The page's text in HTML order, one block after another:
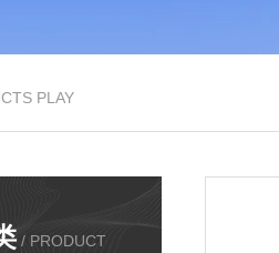
PLAY
/ PRODUCT